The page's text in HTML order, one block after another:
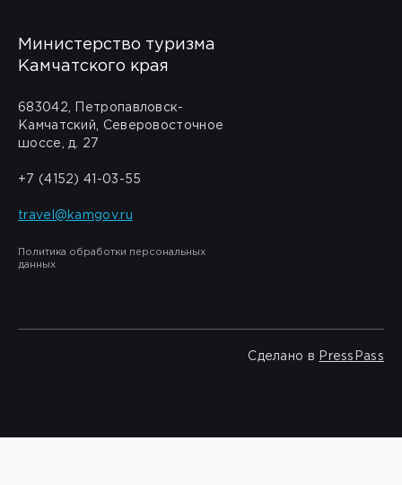
Министерство туризма
Камчатского края
683042, Петропавловск-
Камчатский, Северовосточное
шоссе, д. 27
+7 (4152) 41-03-55
travel@kamgov.ru
Политика обработки персональных
данных
Сделано в PressPass